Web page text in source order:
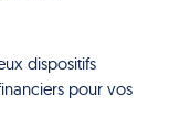
dispositifs
pour vos